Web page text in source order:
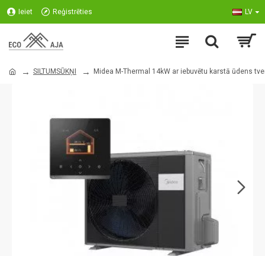
Ieiet Reģistrēties LV
SILTUMSŪKŅI Midea M-Thermal 14kW ar iebuvētu karstā ūdens